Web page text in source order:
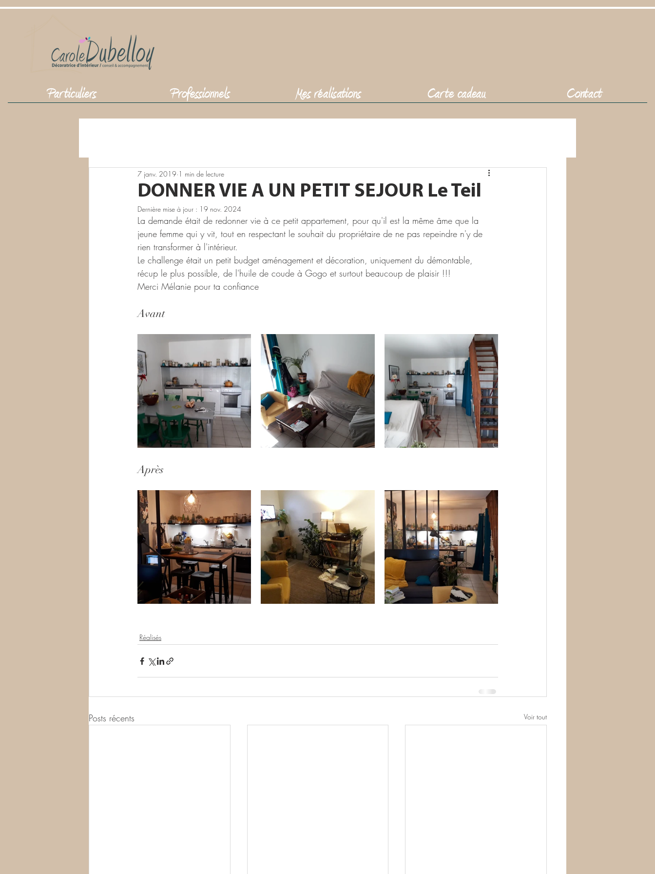
Particuliers Professionnels Mes réalisations Carte cadeau Contact
DONNER VIE A UN PETIT SEJOUR Le Teil
7 janv. 2019 1 min de lecture
Dernière mise à jour : 19 nov. 2024
La demande était de redonner vie à ce petit appartement, pour qu'il est la même âme que la
jeune femme qui y vit, tout en respectant le souhait du propriétaire de ne pas repeindre n'y de
rien transformer à l'intérieur.
Le challenge était un petit budget aménagement et décoration, uniquement du démontable,
récup le plus possible, de l'huile de coude à Gogo et surtout beaucoup de plaisir !!!
Merci Mélanie pour ta confiance
Avant
Après
Réalisés
Posts récents Voir tout